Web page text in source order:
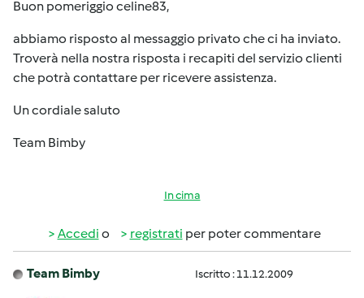
Buon pomeriggio celine83,
abbiamo risposto al messaggio privato che ci ha inviato.
Troverà nella nostra risposta i recapiti del servizio clienti
che potrà contattare per ricevere assistenza.
Un cordiale saluto
Team Bimby
In cima
Accedi o registrati per poter commentare
Team Bimby Iscritto : 11.12.2009